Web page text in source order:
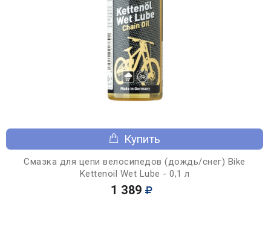
Купить
Смазка для цепи велосипедов (дождь/снег) Bike
Kettenoil Wet Lube - 0,1 л
1 389